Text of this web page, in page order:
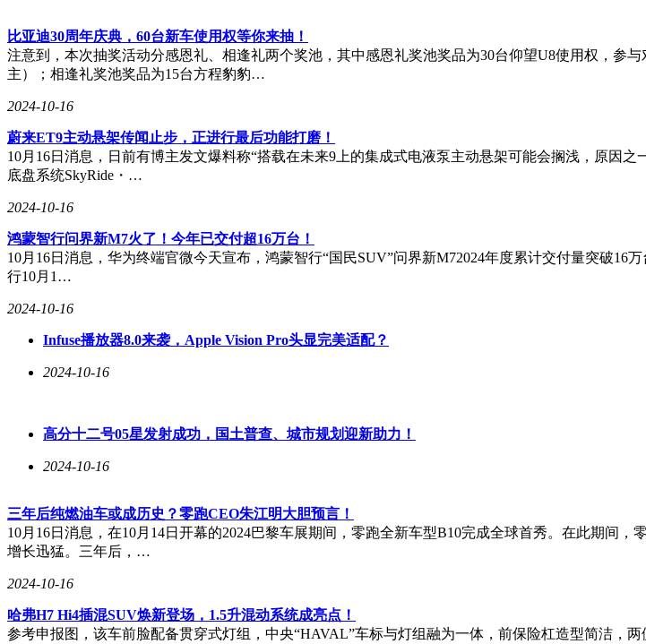
比亚迪30周年庆典，60台新车使用权等你来抽！
注意到，本次抽奖活动分感恩礼、相逢礼两个奖池，其中感恩礼奖池奖品为30台仰望U8使用权，参
主）；相逢礼奖池奖品为15台方程豹豹…
2024-10-16
蔚来ET9主动悬架传闻止步，正进行最后功能打磨！
10月16日消息，日前有博主发文爆料称“搭载在未来9上的集成式电液泵主动悬架可能会搁浅，原因
底盘系统SkyRide・…
2024-10-16
鸿蒙智行问界新M7火了！今年已交付超16万台！
10月16日消息，华为终端官微今天宣布，鸿蒙智行“国民SUV”问界新M72024年度累计交付量突破16
行10月1…
2024-10-16
Infuse播放器8.0来袭，Apple Vision Pro头显完美适配？
2024-10-16
高分十二号05星发射成功，国土普查、城市规划迎新助力！
2024-10-16
三年后纯燃油车或成历史？零跑CEO朱江明大胆预言！
10月16日消息，在10月14日开幕的2024巴黎车展期间，零跑全新车型B10完成全球首秀。在此期间
增长迅猛。三年后，…
2024-10-16
哈弗H7 Hi4插混SUV焕新登场，1.5升混动系统成亮点！
参考申报图，该车前脸配备贯穿式灯组，中央“HAVAL”车标与灯组融为一体，前保险杠造型简洁，